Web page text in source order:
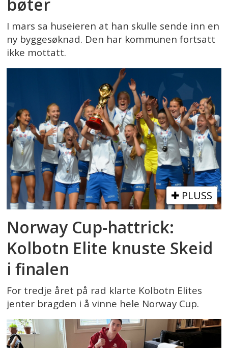
bøter
I mars sa huseieren at han skulle sende inn en
ny byggesøknad. Den har kommunen fortsatt
ikke mottatt.
PLUSS
Norway Cup-hattrick:
Kolbotn Elite knuste Skeid
i finalen
For tredje året på rad klarte Kolbotn Elites
jenter bragden i å vinne hele Norway Cup.